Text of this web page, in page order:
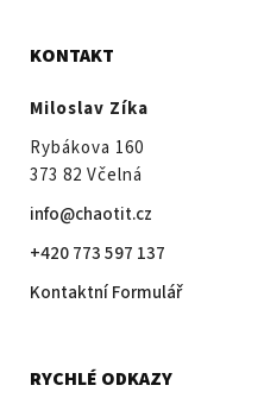
KONTAKT
Miloslav Zíka
Rybákova 160
373 82 Včelná
info@chaotit.cz
+420 773 597 137
Kontaktní Formulář
RYCHLÉ ODKAZY